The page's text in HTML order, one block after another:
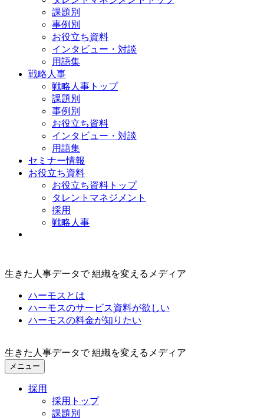
課題別
事例別
お役立ち資料
インタビュー・対談
用語集
戦略人事
戦略人事トップ
課題別
事例別
お役立ち資料
インタビュー・対談
用語集
セミナー情報
お役立ち資料
お役立ち資料トップ
タレントマネジメント
採用
戦略人事
生きた人事データで 組織を変えるメディア
ハーモスとは
ハーモスのサービス資料が欲しい
ハーモスの料金が知りたい
生きた人事データで 組織を変えるメディア
メニュー
採用
採用トップ
課題別